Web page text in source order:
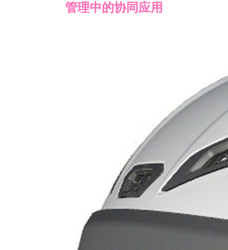
管理中的协同应用